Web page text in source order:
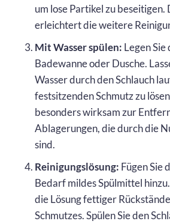
um lose Partikel zu
erleichtert die weitere
Mit Wasser spülen: Legen Sie
Badewanne oder Dusche.
Wasser durch den Schlauch
festsitzenden Schmutz zu
besonders wirksam zur
Ablagerungen, die durch die
sind.
Reinigungslösung: Fügen Sie
Bedarf mildes Spülmittel
die Lösung fettiger
Schmutzes. Spülen Sie den